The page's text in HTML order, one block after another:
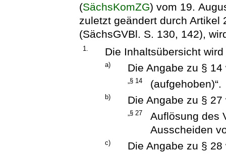
(SächsKomZG) vom 19.
zuletzt geändert durch Artikel
(SächsGVBl. S. 130, 142),
1. Die Inhaltsübersicht
a) Die Angabe zu §
„§ 14 (aufgehoben)“.
b) Die Angabe zu §
„§ 27
Auflösung des
Ausscheiden
c) Die Angabe zu §